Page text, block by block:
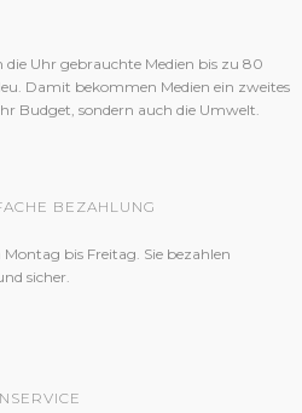
Uhr gebrauchte Medien bis zu 80
Damit bekommen Medien ein zweites
Budget, sondern auch die Umwelt.
BEZAHLUNG
bis Freitag. Sie bezahlen
sicher.